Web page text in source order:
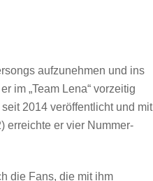
aufzunehmen und ins
im „Team Lena“ vorzeitig
2014 veröffentlicht und mit
erreichte er vier Nummer-
die Fans, die mit ihm